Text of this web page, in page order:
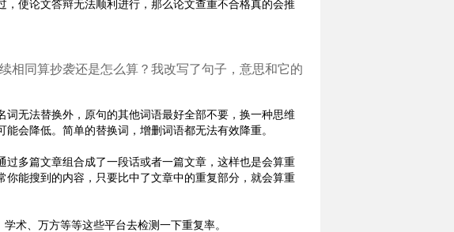
，使论文答辩无法顺利进行，那么论文查重不合格真的会推
相同算抄袭还是怎么算？我改写了句子，意思和它的
无法替换外，原句的其他词语最好全部不要，换一种思维
会降低。简单的替换词，增删词语都无法有效降重。
多篇文章组合成了一段话或者一篇文章，这样也是会算重
能搜到的内容，只要比中了文章中的重复部分，就会算重
术、万方等等这些平台去检测一下重复率。